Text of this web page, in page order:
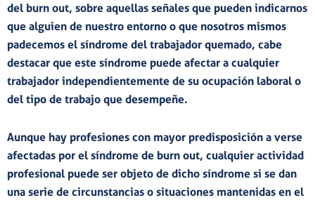
del burn out, sobre aquellas señales que pueden indicarnos
que alguien de nuestro entorno o que nosotros mismos
padecemos el síndrome del trabajador quemado, cabe
destacar que este síndrome puede afectar a cualquier
trabajador independientemente de su ocupación laboral o
del tipo de trabajo que desempeñe.
Aunque hay profesiones con mayor predisposición a verse
afectadas por el síndrome de burn out, cualquier actividad
profesional puede ser objeto de dicho síndrome si se dan
una serie de circunstancias o situaciones mantenidas en el